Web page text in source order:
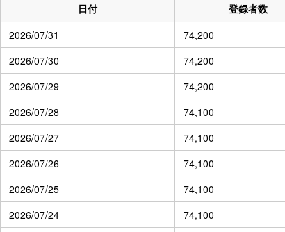
日付 登録者数
2026/07/31
74,200
2026/07/30
74,200
2026/07/29
74,200
2026/07/28
74,100
2026/07/27
74,100
2026/07/26
74,100
2026/07/25
74,100
2026/07/24
74,100